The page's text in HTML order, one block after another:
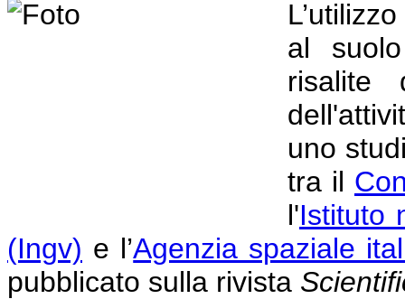
al
risalite
uno
tra il
l'Istituto
(Ingv) e l’Agenzia spaziale
pubblicato sulla rivista